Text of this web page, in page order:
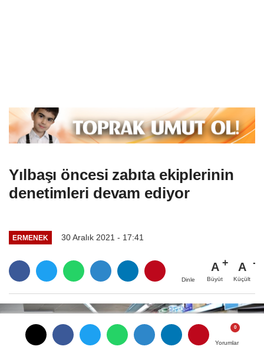
Yorumlar
Yorumlar
Yorumlar
Yılbaşı öncesi zabıta ekiplerinin
denetimleri devam ediyor
ERMENEK 30 Aralık 2021 - 17:41
Yorumlar
Dinle
A
Büyüt
A
Küçült